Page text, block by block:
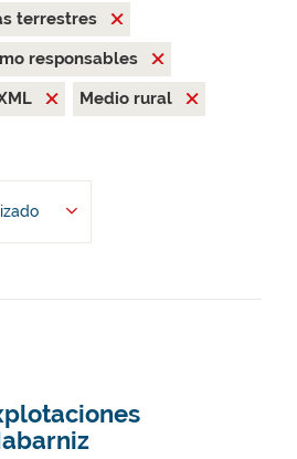
terrestres
responsables
Medio rural